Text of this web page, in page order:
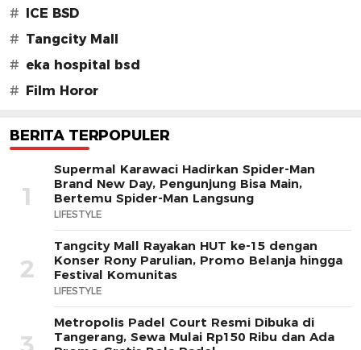
#
ICE BSD
# Tangcity Mall
# eka hospital bsd
#
Film Horor
BERITA TERPOPULER
1
Supermal Karawaci Hadirkan Spider-Man
Brand New Day, Pengunjung Bisa Main,
Bertemu Spider-Man Langsung
LIFESTYLE
2
Tangcity Mall Rayakan HUT ke-15 dengan
Konser Rony Parulian, Promo Belanja hingga
Festival Komunitas
LIFESTYLE
Metropolis Padel Court Resmi Dibuka di
Tangerang, Sewa Mulai Rp150 Ribu dan Ada